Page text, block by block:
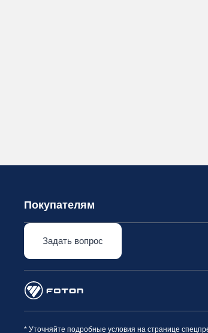
Покупателям
Задать вопрос
* Уточняйте подробные условия на странице